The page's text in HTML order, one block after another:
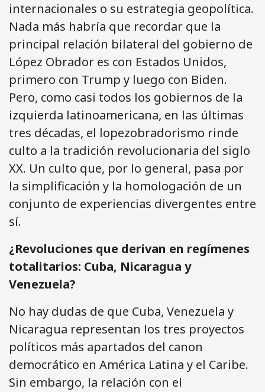
internacionales o su estrategia geopolítica.
Nada más habría que recordar que la
principal relación bilateral del gobierno de
López Obrador es con Estados Unidos,
primero con Trump y luego con Biden.
Pero, como casi todos los gobiernos de la
izquierda latinoamericana, en las últimas
tres décadas, el lopezobradorismo rinde
culto a la tradición revolucionaria del siglo
XX. Un culto que, por lo general, pasa por
la simplificación y la homologación de un
conjunto de experiencias divergentes entre
sí.
¿Revoluciones que derivan en regímenes
totalitarios: Cuba, Nicaragua y
Venezuela?
No hay dudas de que Cuba, Venezuela y
Nicaragua representan los tres proyectos
políticos más apartados del canon
democrático en América Latina y el Caribe.
Sin embargo, la relación con el